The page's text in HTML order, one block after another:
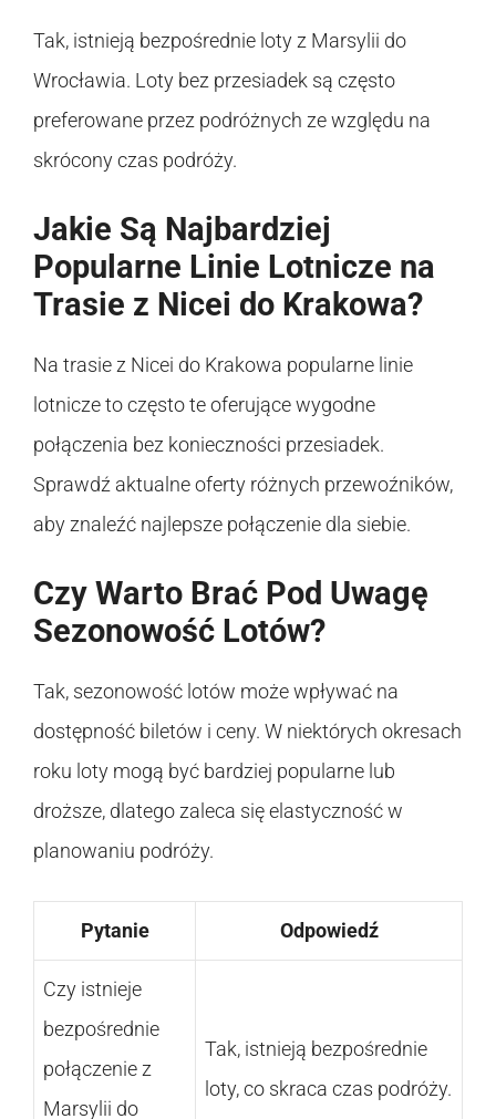
Tak, istnieją bezpośrednie loty z Marsylii do
Wrocławia. Loty bez przesiadek są często
preferowane przez podróżnych ze względu na
skrócony czas podróży.
Jakie Są Najbardziej
Popularne Linie Lotnicze na
Trasie z Nicei do Krakowa?
Na trasie z Nicei do Krakowa popularne linie
lotnicze to często te oferujące wygodne
połączenia bez konieczności przesiadek.
Sprawdź aktualne oferty różnych przewoźników,
aby znaleźć najlepsze połączenie dla siebie.
Czy Warto Brać Pod Uwagę
Sezonowość Lotów?
Tak, sezonowość lotów może wpływać na
dostępność biletów i ceny. W niektórych okresach
roku loty mogą być bardziej popularne lub
droższe, dlatego zaleca się elastyczność w
planowaniu podróży.
Pytanie Odpowiedź
Czy istnieje
bezpośrednie
połączenie z
Marsylii do
Tak, istnieją bezpośrednie
loty, co skraca czas podróży.